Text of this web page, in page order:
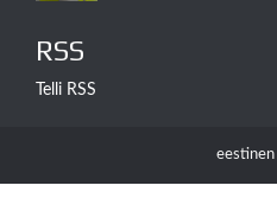
RSS
Telli RSS